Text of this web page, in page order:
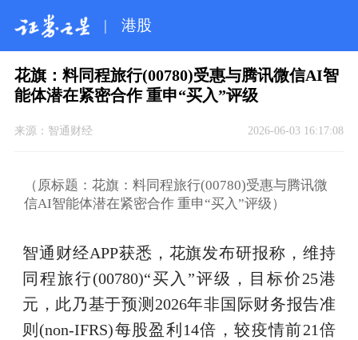
| 港股
花旗：料同程旅行(00780)受惠与腾讯微信AI智
能体潜在紧密合作 重申“买入”评级
来源： 智通财经 2026-06-03 16:17:08
（原标题：花旗：料同程旅行(00780)受惠与腾讯微
信AI智能体潜在紧密合作 重申“买入”评级）
智通财经APP获悉，花旗发布研报称，维持
同程旅行(00780)“买入”评级，目标价25港
元，此乃基于预测2026年非国际财务报告准
则(non-IFRS)每股盈利14倍，较疫情前21倍